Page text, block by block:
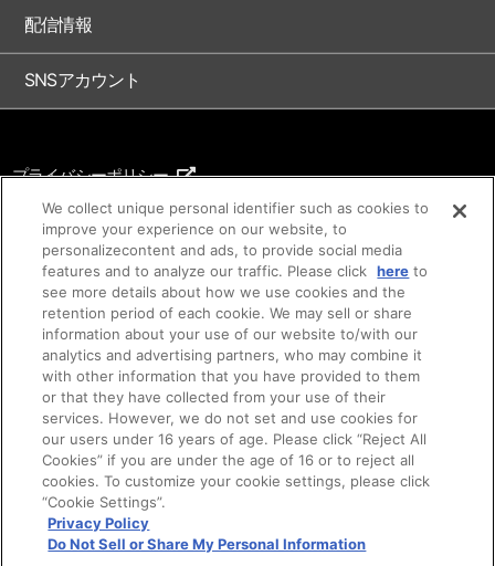
配信情報
SNSアカウント
プライバシーポリシー
ご利用条件
著作権について
アイデア等のご提案について
©SUNRISE ©Bandai Namco Filmworks Inc.
ご注意：内容および画像の転載はお断りいたします。
We collect unique personal identifier such as cookies to
improve your experience on our website, to
personalizecontent and ads, to provide social media
features and to analyze our traffic. Please click here to
see more details about how we use cookies and the
retention period of each cookie. We may sell or share
information about your use of our website to/with our
analytics and advertising partners, who may combine it
with other information that you have provided to them
or that they have collected from your use of their
services. However, we do not set and use cookies for
our users under 16 years of age. Please click “Reject All
Cookies” if you are under the age of 16 or to reject all
cookies. To customize your cookie settings, please click
“Cookie Settings”.
Privacy Policy
Do Not Sell or Share My Personal Information